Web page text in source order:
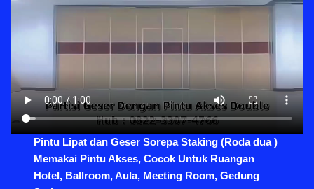
Pintu Lipat dan Geser Sorepa Staking (Roda dua )
Memakai Pintu Akses, Cocok Untuk Ruangan
Hotel, Ballroom, Aula, Meeting Room, Gedung